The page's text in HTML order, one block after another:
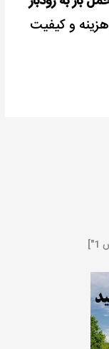
هزینه و کیفیت